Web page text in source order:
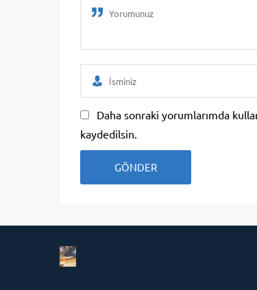
Daha sonraki yorumlarımda
kaydedilsin.